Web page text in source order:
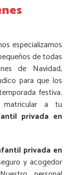
especializamos
de todas
de Navidad,
para que los
festiva.
matricular a tu
privada en
privada en
y acogedor